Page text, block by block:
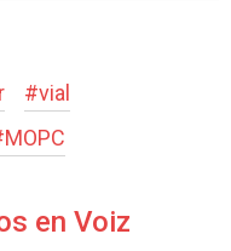
#vial
MOPC
en Voiz